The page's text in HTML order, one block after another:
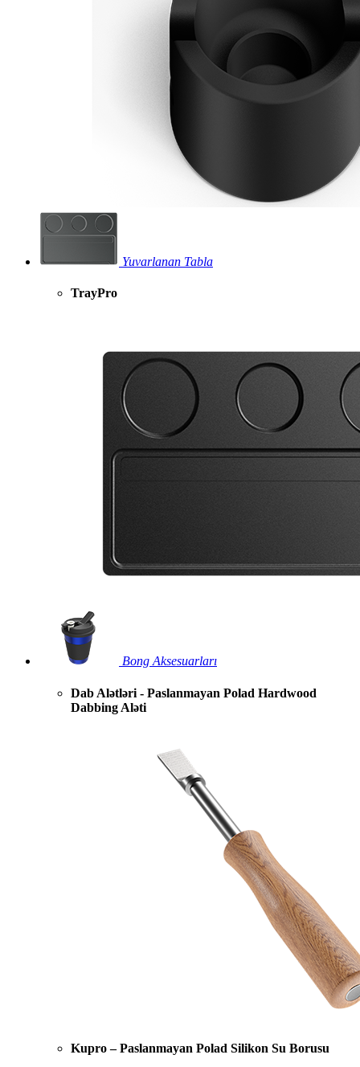
Yuvarlanan Tabla
TrayPro
Bong Aksesuarları
Dab Alətləri - Paslanmayan Polad Hardwood
Dabbing Aləti
Kupro – Paslanmayan Polad Silikon Su Borusu